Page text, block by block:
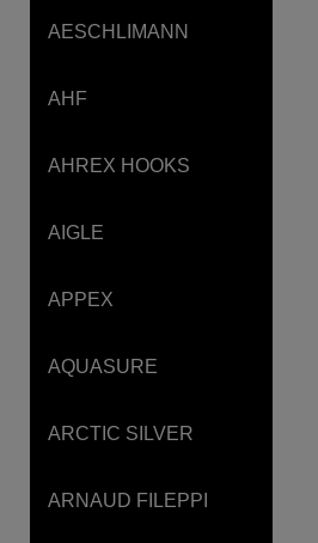
AESCHLIMANN
AHF
AHREX HOOKS
AIGLE
APPEX
AQUASURE
ARCTIC SILVER
ARNAUD FILEPPI